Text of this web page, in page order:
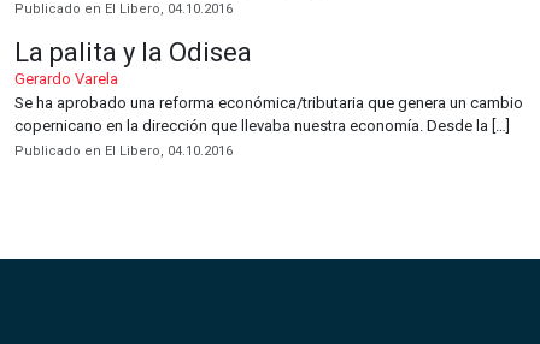
Publicado en El Libero, 04.10.2016
La palita y la Odisea
Gerardo Varela
Se ha aprobado una reforma económica/tributaria que genera un cambio
copernicano en la dirección que llevaba nuestra economía. Desde la […]
Publicado en El Libero, 04.10.2016